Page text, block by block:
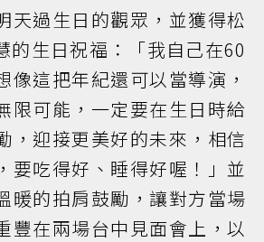
天過生日的觀眾，並獲得松
的生日祝福：「我自己在60
像這把年紀還可以當導演，
限可能，一定要在生日時給
，迎接更美好的未來，相信
要吃得好、睡得好喔！」並
暖的拍肩鼓勵，讓對方當場
豐在兩場台中見面會上，以